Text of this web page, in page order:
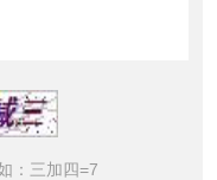
：三加四=7